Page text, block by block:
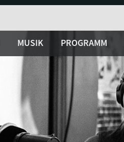
MUSIK PROGRAMM